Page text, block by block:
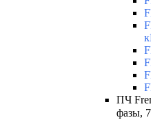
ПЧ
фазы,